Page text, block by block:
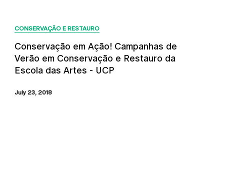
CONSERVAÇÃO E RESTAURO
Conservação em Ação! Campanhas de
Verão em Conservação e Restauro da
Escola das Artes - UCP
July 23, 2018